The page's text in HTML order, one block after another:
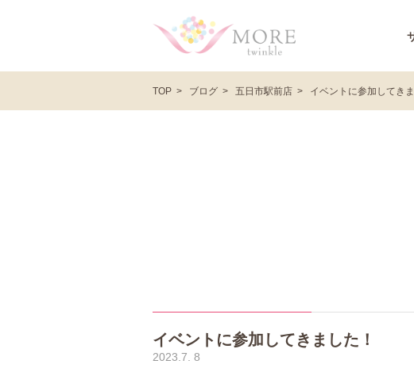
TOP ブログ 五日市駅前店 イベントに参加してきま
イベントに参加してきました！
2023.7. 8